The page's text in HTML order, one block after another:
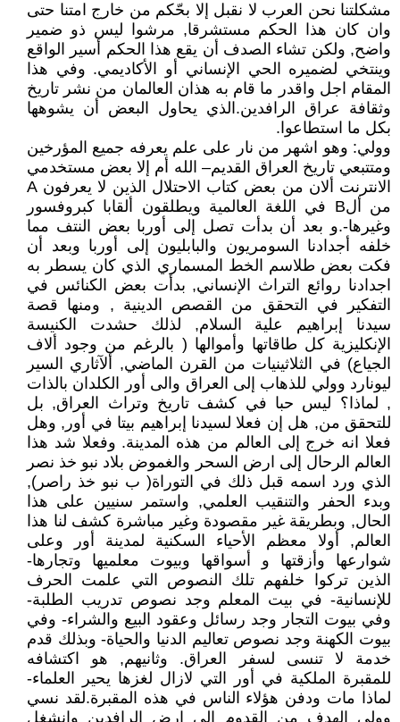
مشكلتنا نحن العرب لا نقبل إلا بحّكم من خارج امتنا حتى
وان كان هذا الحكم مستشرقا, مرشوا ليس ذو ضمير
واضح, ولكن تشاء الصدف أن يقع هذا الحكم أسير الواقع
وينتخي لضميره الحي الإنساني أو الأكاديمي. وفي هذا
المقام اجل واقدر ما قام به هذان العالمان من نشر تاريخ
وثقافة عراق الرافدين.الذي يحاول البعض أن يشوهها
بكل ما استطاعوا.
وولي: وهو اشهر من نار على علم يعرفه جميع المؤرخين
ومتتبعي تاريخ العراق القديم– الله أم إلا بعض مستخدمي
الانترنت ألان من بعض كتاب الاحتلال الذين لا يعرفون A
من ألB في اللغة العالمية ويطلقون ألقابا كبروفسور
وغيرها-.و بعد أن بدأت تصل إلى أوربا بعض النتف مما
خلفه أجدادنا السومريون والبابليون إلى أوربا وبعد أن
فكت بعض طلاسم الخط المسماري الذي كان يسطر به
اجدادنا روائع التراث الإنساني, بدأت بعض الكنائس في
التفكير في التحقق من القصص الدينية , ومنها قصة
سيدنا إبراهيم علية السلام, لذلك حشدت الكنيسة
الإنكليزية كل طاقاتها وأموالها ( بالرغم من وجود ألاف
الجياع) في الثلاثينيات من القرن الماضي, ألآثاري السير
ليونارد وولي للذهاب إلى العراق والى أور الكلدان بالذات
, لماذا؟ ليس حبا في كشف تاريخ وتراث العراق, بل
للتحقق من, هل إن فعلا لسيدنا إبراهيم بيتا في أور, وهل
فعلا انه خرج إلى العالم من هذه المدينة. وفعلا شد هذا
العالم الرحال إلى ارض السحر والغموض بلاد نبو خذ نصر
الذي ورد اسمه قبل ذلك في التوراة( ب نبو خذ راصر),
وبدء الحفر والتنقيب العلمي, واستمر سنيين على هذا
الحال, وبطريقة غير مقصودة وغير مباشرة كشف لنا هذا
العالم, أولا معظم الأحياء السكنية لمدينة أور وعلى
شوارعها وأزقتها و أسواقها وبيوت معلميها وتجارها-
الذين تركوا خلفهم تلك النصوص التي علمت الحرف
للإنسانية- في بيت المعلم وجد نصوص تدريب الطلبة-
وفي بيوت التجار وجد رسائل وعقود البيع والشراء- وفي
بيوت الكهنة وجد نصوص تعاليم الدنيا والحياة- وبذلك قدم
خدمة لا تنسى لسفر العراق. وثانيهم, هو اكتشافه
للمقبرة الملكية في أور التي لازال لغزها يحير العلماء-
لماذا مات ودفن هؤلاء الناس في هذه المقبرة.لقد نسي
وولي الهدف من القدوم إلى ارض الرافدين وانشغل